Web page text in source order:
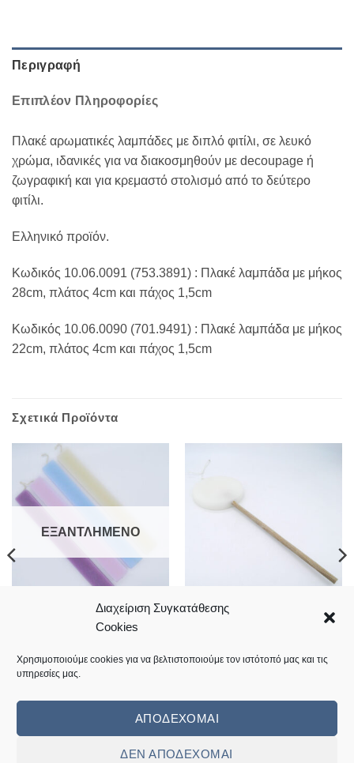
Διαχείριση Συγκατάθεσης
Cookies
Χρησιμοποιούμε cookies για να βελτιστοποιούμε τον ιστότοπό μας και τις
υπηρεσίες μας.
ΑΠΟΔΈΧΟΜΑΙ
ΔΕΝ ΑΠΟΔΈΧΟΜΑΙ
Περιγραφή
Επιπλέον Πληροφορίες
Πλακέ αρωματικές λαμπάδες με διπλό φιτίλι, σε λευκό
χρώμα, ιδανικές για να διακοσμηθούν με decoupage ή
ζωγραφική και για κρεμαστό στολισμό από το δεύτερο
φιτίλι.
Ελληνικό προϊόν.
Κωδικός 10.06.0091 (753.3891) : Πλακέ λαμπάδα με μήκος
28cm, πλάτος 4cm και πάχος 1,5cm
Κωδικός 10.06.0090 (701.9491) : Πλακέ λαμπάδα με μήκος
22cm, πλάτος 4cm και πάχος 1,5cm
Σχετικά Προϊόντα
ΕΞΑΝΤΛΗΜΈΝΟ
Ανάγλυφες πλακέ σκρατς
λαμπάδες 33.5*4cm
Κωδικός: 10.06.0051
Λευκό στρογγυλό γλειφιτζούρι
Visa MasterCard
Cash